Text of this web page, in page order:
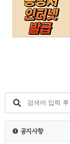
공지사항